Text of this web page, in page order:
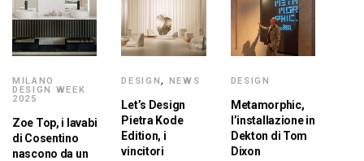
MILANO
DESIGN WEEK
2025
Zoe Top, i lavabi
di Cosentino
nascono da un
DESIGN, NEWS
Let’s Design
Pietra Kode
Edition, i
vincitori
DESIGN
Metamorphic,
l’installazione in
Dekton di Tom
Dixon